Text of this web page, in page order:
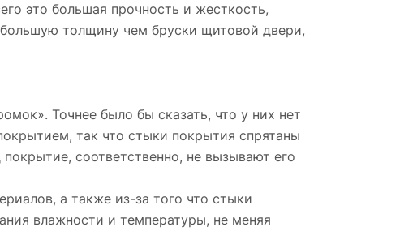
это большая прочность и жесткость,
толщину чем бруски щитовой двери,
Точнее было бы сказать, что у них нет
так что стыки покрытия спрятаны
соответственно, не вызывают его
а также из-за того что стыки
влажности и температуры, не меняя